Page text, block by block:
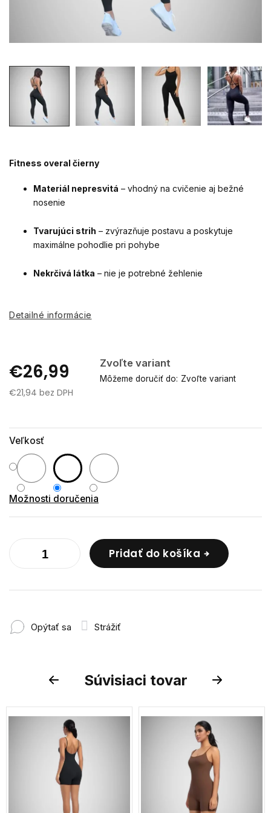
€26,99 Zvoľte variant
Môžeme doručiť do: Zvoľte variant
€21,94 bez DPH
Veľkosť
Možnosti doručenia
Pridať do košíka
Fitness overal čierny
Materiál nepresvitá – vhodný na cvičenie aj bežné
nosenie
Tvarujúci strih – zvýrazňuje postavu a poskytuje
maximálne pohodlie pri pohybe
Ne­krčivá látka – nie je potrebné žehlenie
Detailné informácie
Opýtať sa Strážiť
Súvisiaci tovar
Previous Next